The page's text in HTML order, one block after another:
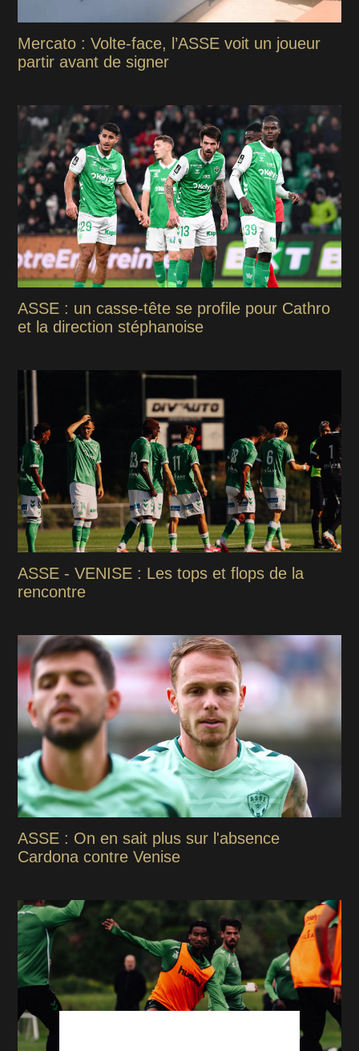
Mercato : Volte-face, l’ASSE voit un joueur
partir avant de signer
ASSE : un casse-tête se profile pour Cathro
et la direction stéphanoise
ASSE - VENISE : Les tops et flops de la
rencontre
ASSE : On en sait plus sur l'absence
Cardona contre Venise